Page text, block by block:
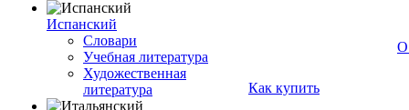
Испанский
Словари
Учебная литература
Художественная
литература
Как купить
О